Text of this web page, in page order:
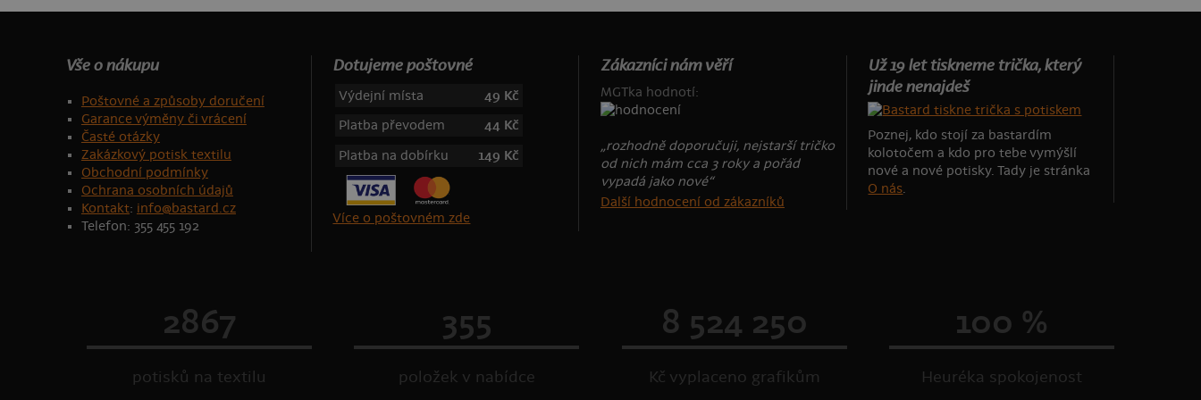
Vše o nákupu
Poštovné a způsoby doručení
Garance výměny či vrácení
Časté otázky
Zakázkový potisk textilu
Obchodní podmínky
Ochrana osobních údajů
Kontakt: info@bastard.cz
Telefon: 355 455 192
Dotujeme poštovné
Výdejní místa
49 Kč
Platba převodem
44 Kč
Platba na dobírku
149 Kč
Více o poštovném zde
Zákazníci nám věří
MGTka hodnotí:
„rozhodně doporučuji, nejstarší tričko
od nich mám cca 3 roky a pořád
vypadá jako nové“
Další hodnocení od zákazníků
Už 19 let tiskneme trička, který
jinde nenajdeš
Poznej, kdo stojí za bastardím
kolotočem a kdo pro tebe vymýšlí
nové a nové potisky. Tady je stránka
O nás.
2867
potisků na textilu
355
položek v nabídce
8 524 250
Kč vyplaceno grafikům
100 %
Heuréka spokojenost